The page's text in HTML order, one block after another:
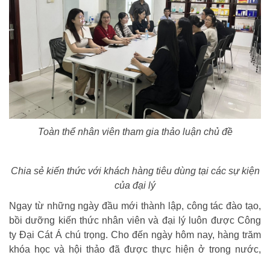
Toàn thể nhân viên tham gia thảo luận chủ đề
Chia sẻ kiến thức với khách hàng tiêu dùng tại các sự kiện
của đại lý
Ngay từ những ngày đầu mới thành lập, công tác đào tạo,
bồi dưỡng kiến thức nhân viên và đại lý luôn được Công
ty Đại Cát Á chú trọng. Cho đến ngày hôm nay, hàng trăm
khóa học và hội thảo đã được thực hiện ở trong nước,